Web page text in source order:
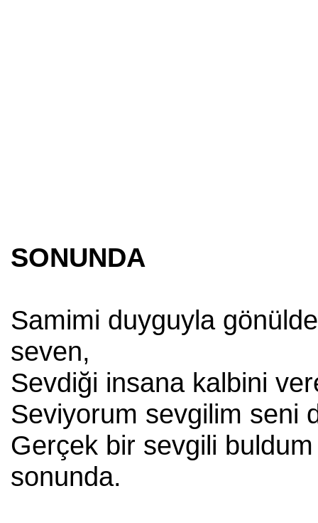
SONUNDA
Samimi duyguyla
seven,
Sevdiği insana kalbini
Seviyorum sevgilim seni
Gerçek bir sevgili buldum
sonunda.